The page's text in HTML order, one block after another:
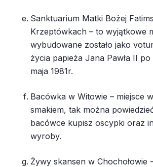
Sanktuarium Matki Bożej
Krzeptówkach – to wyjątkowe
wybudowane zostało jako
życia papieża Jana Pawła II
maja 1981r.
Bacówka w Witowie – miejsce
smakiem, tak można
bacówce kupisz oscypki oraz
wyroby.
Żywy skansen w Chochołowie